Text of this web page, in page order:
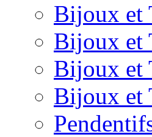
Bijoux et
Bijoux et
Bijoux et
Bijoux et